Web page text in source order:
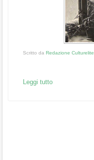
Scritto da Redazione Culturelite
Leggi tutto